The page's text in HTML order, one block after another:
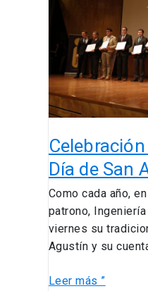
Día de San
Como cada año,
patrono,
viernes su
Agustín y su
premios
del
Día
San
Agustín
Leer más ”